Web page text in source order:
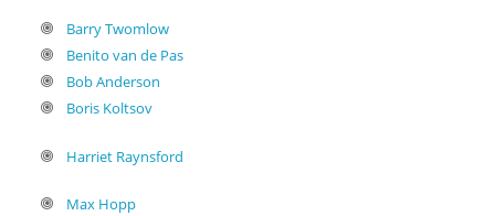
Barry Twomlow
Benito van de Pas
Bob Anderson
Boris Koltsov
Harriet Raynsford
Max Hopp